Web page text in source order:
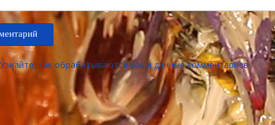
Узнайте, как обрабатываются ваши данные комментариев.